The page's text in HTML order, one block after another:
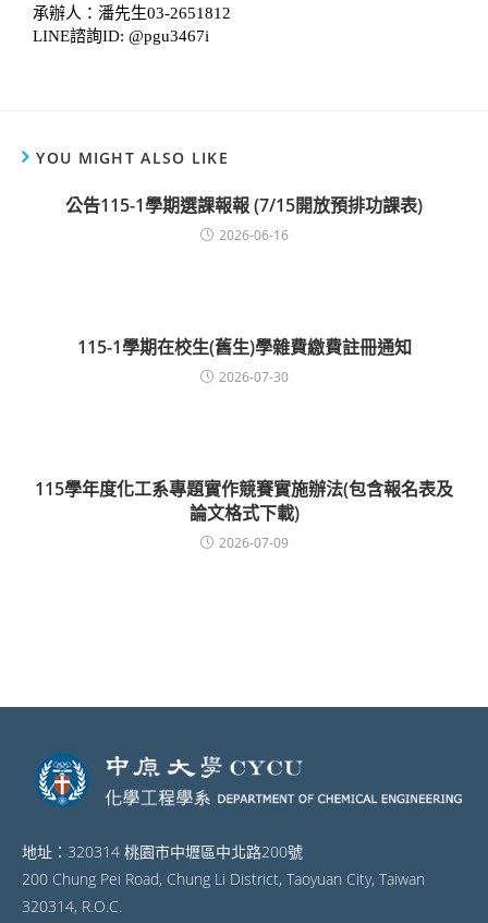
承辦人：潘先生03-2651812
LINE諮詢ID: @pgu3467i
YOU MIGHT ALSO LIKE
公告115-1學期選課報報 (7/15開放預排功課表)
2026-06-16
115-1學期在校生(舊生)學雜費繳費註冊通知
2026-07-30
115學年度化工系專題實作競賽實施辦法(包含報名表及
論文格式下載)
2026-07-09
地址：320314 桃園市中壢區中北路200號
200 Chung Pei Road, Chung Li District, Taoyuan City, Taiwan
320314, R.O.C.